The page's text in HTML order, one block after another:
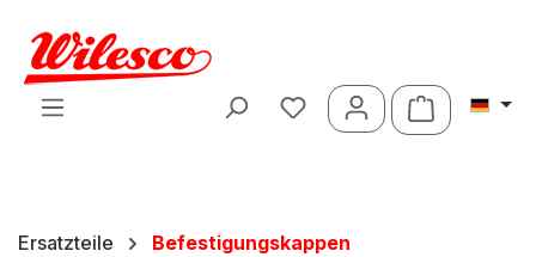
Zum Hauptinhalt springen
Ersatzteile Befestigungskappen